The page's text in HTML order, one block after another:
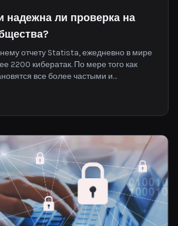
надежна ли проверка на
отчету Statista, ежедневно в мире
2200 кибератак. По мере того как
все более частыми и
расти.